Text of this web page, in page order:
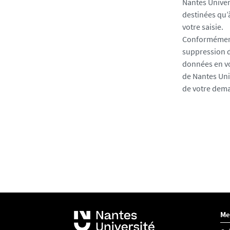
b
o
t
s
.
S
i
destinées
votre saisie.
suppression
données en
de Nantes
de votre